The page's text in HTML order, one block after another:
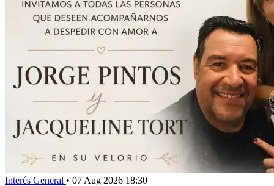
Interés General • 07 Aug 2026 18:30